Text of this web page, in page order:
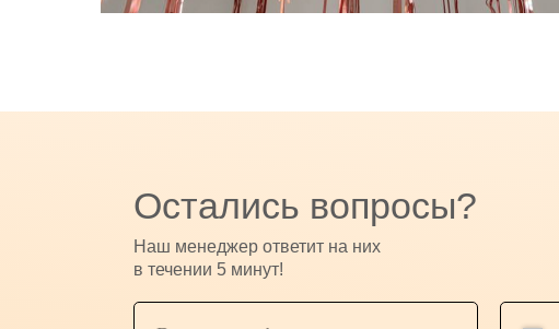
Остались вопросы?
Наш менеджер ответит на них
в течении 5 минут!